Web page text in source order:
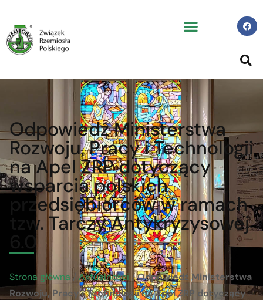
Odpowiedź Ministerstwa
Rozwoju, Pracy i Technologii
na Apel ZRP dotyczący
wsparcia polskich
przedsiębiorców w ramach
tzw. Tarczy Antykryzysowej
Strona główna / Aktualności /Odpowiedź Ministerstwa
Rozwoju, Pracy i Technologii na Apel ZRP dotyczący